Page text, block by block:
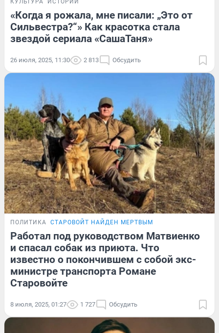
КУЛЬТУРА ИСТОРИИ
«Когда я рожала, мне писали: „Это от
Сильвестра?“» Как красотка стала
звездой сериала «СашаТаня»
26 июля, 2025, 11:30 2 813 Обсудить
ПОЛИТИКА СТАРОВОЙТ НАЙДЕН МЕРТВЫМ
Работал под руководством Матвиенко
и спасал собак из приюта. Что
известно о покончившем с собой экс-
министре транспорта Романе
Старовойте
8 июля, 2025, 01:27 1 727 Обсудить